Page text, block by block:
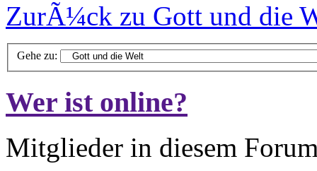
ZurÃ¼ck zu Gott und die
Gehe zu:
Wer ist online?
Mitglieder in diesem